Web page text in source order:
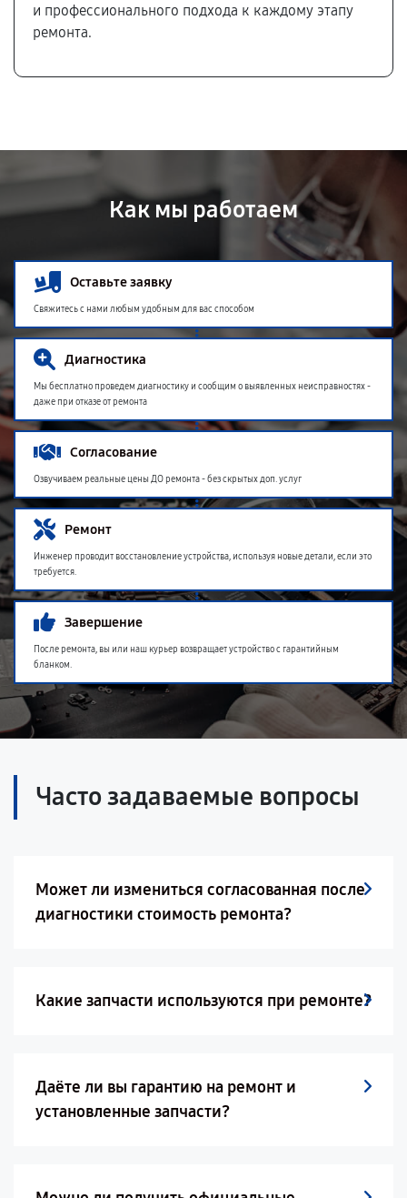
и профессионального подхода к каждому этапу
ремонта.
Как мы работаем
Оставьте заявку
Свяжитесь с нами любым удобным для вас способом
Диагностика
Мы бесплатно проведем диагностику и сообщим о выявленных неисправностях -
даже при отказе от ремонта
Согласование
Озвучиваем реальные цены ДО ремонта - без скрытых доп. услуг
Ремонт
Инженер проводит восстановление устройства, используя новые детали, если это
требуется.
Завершение
После ремонта, вы или наш курьер возвращает устройство с гарантийным
бланком.
Часто задаваемые вопросы
Может ли измениться согласованная после
диагностики стоимость ремонта?
Какие запчасти используются при ремонте?
Даёте ли вы гарантию на ремонт и
установленные запчасти?